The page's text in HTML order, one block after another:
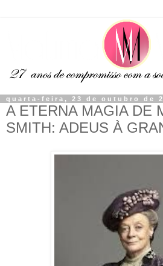
quarta-feira, 23 de outubro de
A ETERNA MAGIA DE
SMITH: ADEUS À